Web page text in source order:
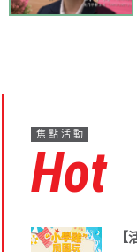
焦點活動
Hot
【